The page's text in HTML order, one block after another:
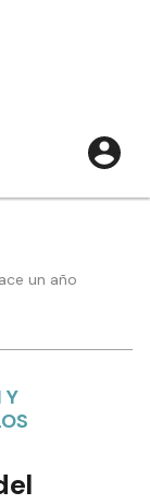
un año
Y